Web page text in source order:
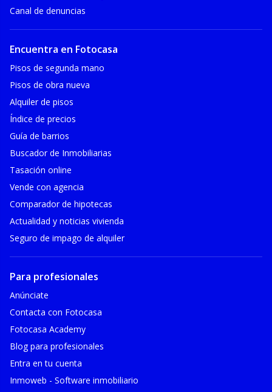
Canal de denuncias
Encuentra en Fotocasa
Pisos de segunda mano
Pisos de obra nueva
Alquiler de pisos
Índice de precios
Guía de barrios
Buscador de Inmobiliarias
Tasación online
Vende con agencia
Comparador de hipotecas
Actualidad y noticias vivienda
Seguro de impago de alquiler
Para profesionales
Anúnciate
Contacta con Fotocasa
Fotocasa Academy
Blog para profesionales
Entra en tu cuenta
Inmoweb - Software inmobiliario